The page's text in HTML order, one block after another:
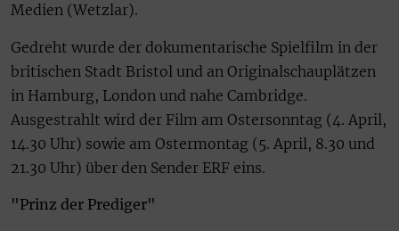
Medien (Wetzlar).
Gedreht wurde der dokumentarische Spielfilm in der
britischen Stadt Bristol und an Originalschauplätzen
in Hamburg, London und nahe Cambridge.
Ausgestrahlt wird der Film am Ostersonntag (4. April,
14.30 Uhr) sowie am Ostermontag (5. April, 8.30 und
21.30 Uhr) über den Sender ERF eins.
"Prinz der Prediger"